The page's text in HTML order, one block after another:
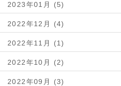
2023年01月 (5)
2022年12月 (4)
2022年11月 (1)
2022年10月 (2)
2022年09月 (3)